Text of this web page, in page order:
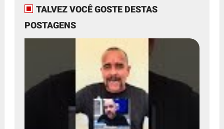
TALVEZ VOCÊ GOSTE DESTAS
POSTAGENS